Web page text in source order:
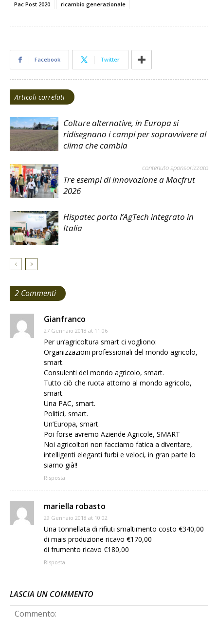
Pac Post 2020 ricambio generazionale
Facebook Twitter
Articoli correlati
Colture alternative, in Europa si
ridisegnano i campi per sopravvivere al
clima che cambia
contenuto sponsorizzato
Tre esempi di innovazione a Macfrut
2026
Hispatec porta l’AgTech integrato in
Italia
2 Commenti
Gianfranco
27 Gennaio 2018 at 11:06
Per un’agricoltura smart ci vogliono:
Organizzazioni professionali del mondo agricolo,
smart.
Consulenti del mondo agricolo, smart.
Tutto ciò che ruota attorno al mondo agricolo,
smart.
Una PAC, smart.
Politici, smart.
Un’Europa, smart.
Poi forse avremo Aziende Agricole, SMART
Noi agricoltori non facciamo fatica a diventare,
intelligenti eleganti furbi e veloci, in gran parte lo
siamo già!!
Risposta
mariella robasto
29 Gennaio 2018 at 10:02
Una tonnellata di rifiuti smaltimento costo €340,00
di mais produzione ricavo €170,00
di frumento ricavo €180,00
Risposta
LASCIA UN COMMENTO